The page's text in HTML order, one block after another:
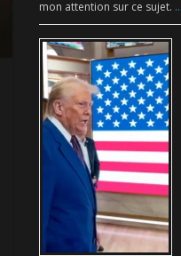
mon attention sur ce sujet.